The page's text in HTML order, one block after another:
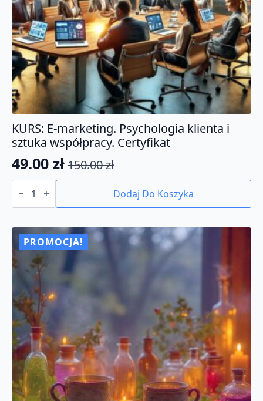
KURS: E-marketing. Psychologia klienta i
sztuka współpracy. Certyfikat
150.00zł
Pierwotna
cena
wynosiła:
150.00 zł.
49.00 zł
Aktualna
cena
wynosi:
49.00 zł.
ilość
KURS:
marketing.
klienta
sztuka
współpracy.
Certyfikat
Dodaj Do Koszyka
PROMOCJA!